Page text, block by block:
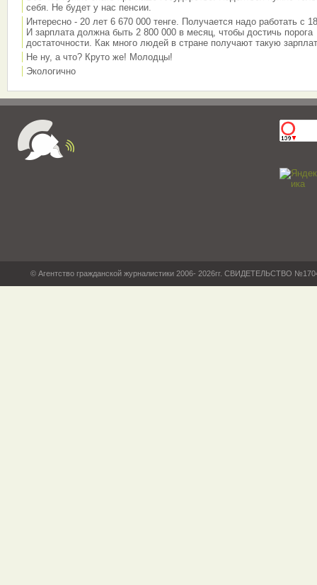
себя. Не будет у нас пенсии.
Интересно - 20 лет 6 670 000 тенге. Получается надо работать с
И зарплата должна быть 2 800 000 в месяц, чтобы достичь порога
достаточности. Как много людей в стране получают такую
Не ну, а что? Круто же! Молодцы!
Экологично
© Агентство гражданской журналистики 2006- 2026гг. СВИДЕТЕЛЬСТВО